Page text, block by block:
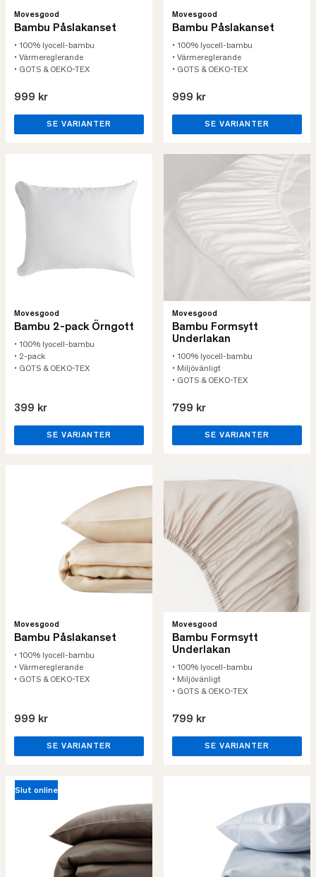
Movesgood
Bambu Påslakanset
• 100% lyocell-bambu
• Värmereglerande
• GOTS & OEKO-TEX
999 kr
SE VARIANTER
Movesgood
Bambu Påslakanset
• 100% lyocell-bambu
• Värmereglerande
• GOTS & OEKO-TEX
999 kr
SE VARIANTER
Movesgood
Bambu 2-pack Örngott
• 100% lyocell-bambu
• 2-pack
• GOTS & OEKO-TEX
399 kr
SE VARIANTER
Movesgood
Bambu Formsytt
Underlakan
• 100% lyocell-bambu
• Miljövänligt
• GOTS & OEKO-TEX
799 kr
SE VARIANTER
Movesgood
Bambu Påslakanset
• 100% lyocell-bambu
• Värmereglerande
• GOTS & OEKO-TEX
999 kr
SE VARIANTER
Movesgood
Bambu Formsytt
Underlakan
• 100% lyocell-bambu
• Miljövänligt
• GOTS & OEKO-TEX
799 kr
SE VARIANTER
Slut online